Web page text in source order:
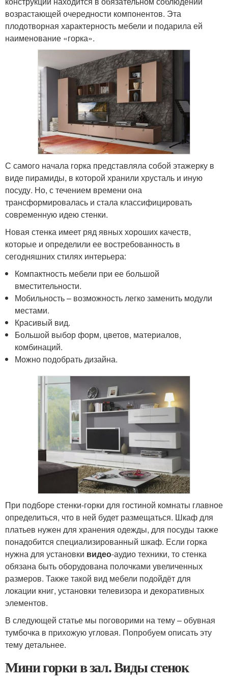
возрастающей очередности компонентов. Эта
плодотворная характерность мебели и подарила ей
наименование «горка».
С самого начала горка представляла собой этажерку в
виде пирамиды, в которой хранили хрусталь и иную
посуду. Но, с течением времени она
трансформировалась и стала классифицировать
современную идею стенки.
Новая стенка имеет ряд явных хороших качеств,
которые и определили ее востребованность в
сегодняшних стилях интерьера:
Компактность мебели при ее большой
вместительности.
Мобильность – возможность легко заменить модули
местами.
Красивый вид.
Большой выбор форм, цветов, материалов,
комбинаций.
Можно подобрать дизайна.
При подборе стенки-горки для гостиной комнаты главное
определиться, что в ней будет размещаться. Шкаф для
платьев нужен для хранения одежды, для посуды также
понадобится специализированный шкаф. Если горка
нужна для установки видео-аудио техники, то стенка
обязана быть оборудована полочками увеличенных
размеров. Также такой вид мебели подойдёт для
локации книг, установки телевизора и декоративных
элементов.
В следующей статье мы поговорими на тему – обувная
тумбочка в прихожую угловая. Попробуем описать эту
тему детальнее.
Мини горки в зал. Виды стенок